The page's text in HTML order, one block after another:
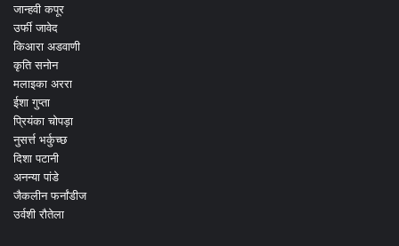
जान्हवी कपूर
उर्फी जावेद
किआरा अडवाणी
कृति सनोन
मलाइका अररा
ईशा गुप्ता
प्रियंका चोपड़ा
नुसर्त्त भर्कुच्छ
दिशा पटानी
अनन्या पांडे
जैकलीन फर्नांडीज
उर्वशी रौतेला